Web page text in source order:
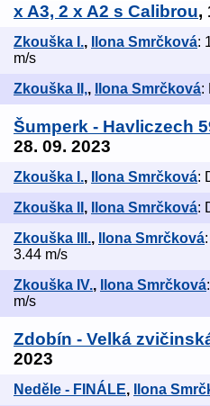
x A3, 2 x A2 s Calibrou,
Zkouška I., Ilona Smrčková:
m/s
Zkouška II,, Ilona Smrčková:
Šumperk - Havliczech
28. 09. 2023
Zkouška I., Ilona Smrčková:
Zkouška II , Ilona Smrčková:
Zkouška III., Ilona Smrčková
3.44 m/s
Zkouška IV., Ilona Smrčková
m/s
Zdobín - Velká
2023
Neděle - FINÁLE, Ilona